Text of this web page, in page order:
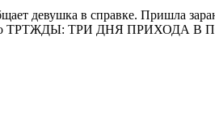
девушка в справке. Пришла
ТРТЖДЫ: ТРИ ДНЯ ПРИХОДА В